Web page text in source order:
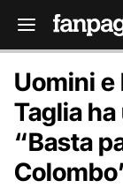
Uomini e
Taglia
“Basta